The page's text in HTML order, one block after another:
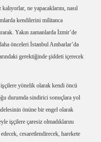
ne yapacaklarını, nasıl
kendilerini militanca
Yakın zamanlarda İzmir’de
önceleri İstanbul Ambarlar’da
gerektiğinde şiddeti içerecek
yönelik olarak kendi öncü
durumda sindirici sonuçlara yol
önüne bir engel olarak
işçilere çaresiz olmadıklarını
cesaretlendirecek, harekete